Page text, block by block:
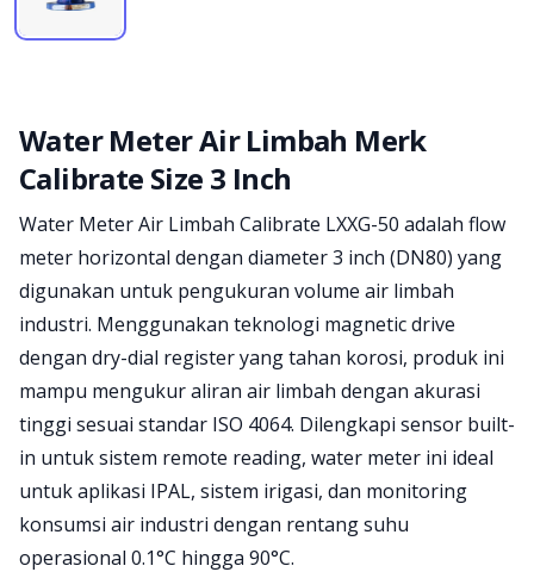
Water Meter Air Limbah Merk
Calibrate Size 3 Inch
Product information
Water Meter Air Limbah Calibrate LXXG-50 adalah flow
meter horizontal dengan diameter 3 inch (DN80) yang
digunakan untuk pengukuran volume air limbah
industri. Menggunakan teknologi magnetic drive
dengan dry-dial register yang tahan korosi, produk ini
mampu mengukur aliran air limbah dengan akurasi
tinggi sesuai standar ISO 4064. Dilengkapi sensor built-
in untuk sistem remote reading, water meter ini ideal
untuk aplikasi IPAL, sistem irigasi, dan monitoring
konsumsi air industri dengan rentang suhu
operasional 0.1°C hingga 90°C.